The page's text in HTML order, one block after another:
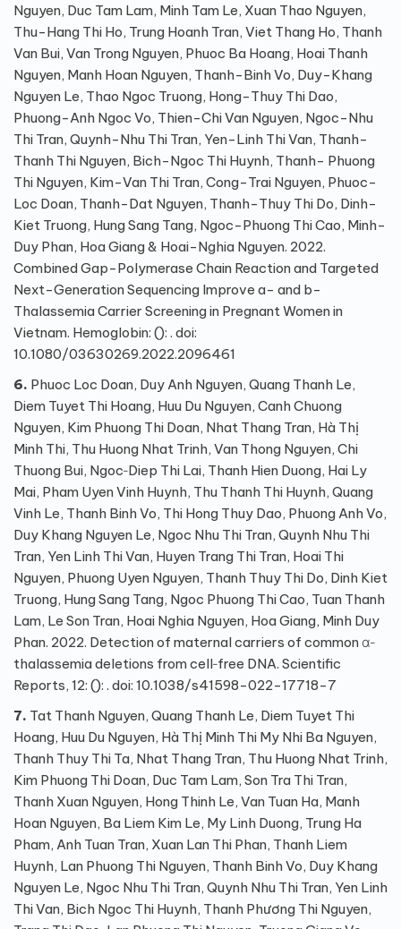
Nguyen, Duc Tam Lam, Minh Tam Le, Xuan Thao Nguyen,
Thu-Hang Thi Ho, Trung Hoanh Tran, Viet Thang Ho, Thanh
Van Bui, Van Trong Nguyen, Phuoc Ba Hoang, Hoai Thanh
Nguyen, Manh Hoan Nguyen, Thanh-Binh Vo, Duy-Khang
Nguyen Le, Thao Ngoc Truong, Hong-Thuy Thi Dao,
Phuong-Anh Ngoc Vo, Thien-Chi Van Nguyen, Ngoc-Nhu
Thi Tran, Quynh-Nhu Thi Tran, Yen-Linh Thi Van, Thanh-
Thanh Thi Nguyen, Bich-Ngoc Thi Huynh, Thanh- Phuong
Thi Nguyen, Kim-Van Thi Tran, Cong-Trai Nguyen, Phuoc-
Loc Doan, Thanh-Dat Nguyen, Thanh-Thuy Thi Do, Dinh-
Kiet Truong, Hung Sang Tang, Ngoc-Phuong Thi Cao, Minh-
Duy Phan, Hoa Giang & Hoai-Nghia Nguyen. 2022.
Combined Gap-Polymerase Chain Reaction and Targeted
Next-Generation Sequencing Improve a- and b-
Thalassemia Carrier Screening in Pregnant Women in
Vietnam. Hemoglobin: (): . doi:
10.1080/03630269.2022.2096461
6. Phuoc Loc Doan, Duy Anh Nguyen, Quang Thanh Le,
Diem Tuyet Thi Hoang, Huu Du Nguyen, Canh Chuong
Nguyen, Kim Phuong Thi Doan, Nhat Thang Tran, Hà Thị
Minh Thi, Thu Huong Nhat Trinh, Van Thong Nguyen, Chi
Thuong Bui, Ngoc‐Diep Thi Lai, Thanh Hien Duong, Hai Ly
Mai, Pham Uyen Vinh Huynh, Thu Thanh Thi Huynh, Quang
Vinh Le, Thanh Binh Vo, Thi Hong Thuy Dao, Phuong Anh Vo,
Duy Khang Nguyen Le, Ngoc Nhu Thi Tran, Quynh Nhu Thi
Tran, Yen Linh Thi Van, Huyen Trang Thi Tran, Hoai Thi
Nguyen, Phuong Uyen Nguyen, Thanh Thuy Thi Do, Dinh Kiet
Truong, Hung Sang Tang, Ngoc Phuong Thi Cao, Tuan Thanh
Lam, Le Son Tran, Hoai Nghia Nguyen, Hoa Giang, Minh Duy
Phan. 2022. Detection of maternal carriers of common α‐
thalassemia deletions from cell‐free DNA. Scientific
Reports, 12: (): . doi: 10.1038/s41598-022-17718-7
7. Tat Thanh Nguyen, Quang Thanh Le, Diem Tuyet Thi
Hoang, Huu Du Nguyen, Hà Thị Minh Thi My Nhi Ba Nguyen,
Thanh Thuy Thi Ta, Nhat Thang Tran, Thu Huong Nhat Trinh,
Kim Phuong Thi Doan, Duc Tam Lam, Son Tra Thi Tran,
Thanh Xuan Nguyen, Hong Thinh Le, Van Tuan Ha, Manh
Hoan Nguyen, Ba Liem Kim Le, My Linh Duong, Trung Ha
Pham, Anh Tuan Tran, Xuan Lan Thi Phan, Thanh Liem
Huynh, Lan Phuong Thi Nguyen, Thanh Binh Vo, Duy Khang
Nguyen Le, Ngoc Nhu Thi Tran, Quynh Nhu Thi Tran, Yen Linh
Thi Van, Bich Ngoc Thi Huynh, Thanh Phương Thi Nguyen,